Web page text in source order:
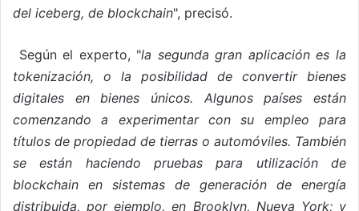
del iceberg, de blockchain", precisó.
Según el experto, "la segunda gran aplicación es la
tokenización, o la posibilidad de convertir bienes
digitales en bienes únicos. Algunos países están
comenzando a experimentar con su empleo para
títulos de propiedad de tierras o automóviles. También
se están haciendo pruebas para utilización de
blockchain en sistemas de generación de energía
distribuida, por ejemplo, en Brooklyn, Nueva York; y